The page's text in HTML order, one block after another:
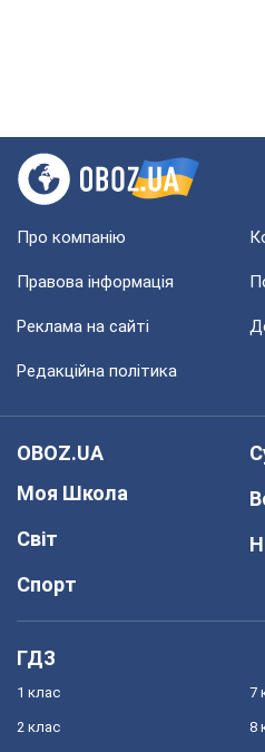
Про компанію
Правова інформація
Реклама на сайті
Редакційна політика
OBOZ.UA
Моя Школа
Світ
Спорт
ГДЗ
1 клас
2 клас
7
8